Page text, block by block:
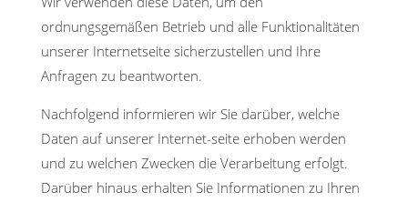
ordnungsgemäßen Betrieb und alle Funktionalitäten
unserer Internetseite sicherzustellen und Ihre
Anfragen zu beantworten.
Nachfolgend informieren wir Sie darüber, welche
Daten auf unserer Internet-seite erhoben werden
und zu welchen Zwecken die Verarbeitung erfolgt.
Darüber hinaus erhalten Sie Informationen zu Ihren